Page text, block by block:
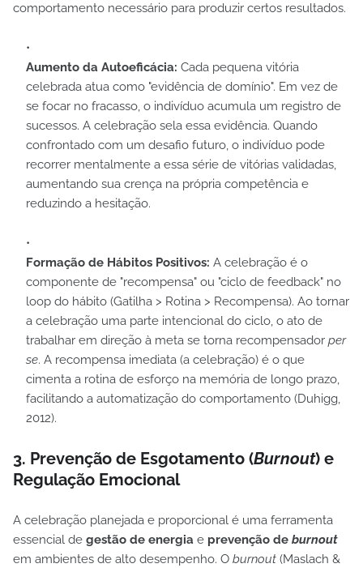
comportamento necessário para produzir certos resultados.
Aumento da Autoeficácia: Cada pequena vitória
celebrada atua como "evidência de domínio". Em vez de
se focar no fracasso, o indivíduo acumula um registro de
sucessos. A celebração sela essa evidência. Quando
confrontado com um desafio futuro, o indivíduo pode
recorrer mentalmente a essa série de vitórias validadas,
aumentando sua crença na própria competência e
reduzindo a hesitação.
Formação de Hábitos Positivos: A celebração é o
componente de "recompensa" ou "ciclo de feedback" no
loop do hábito (Gatilha > Rotina > Recompensa). Ao tornar
a celebração uma parte intencional do ciclo, o ato de
trabalhar em direção à meta se torna recompensador per
se. A recompensa imediata (a celebração) é o que
cimenta a rotina de esforço na memória de longo prazo,
facilitando a automatização do comportamento (Duhigg,
2012).
3. Prevenção de Esgotamento (Burnout) e
Regulação Emocional
A celebração planejada e proporcional é uma ferramenta
essencial de gestão de energia e prevenção de burnout
em ambientes de alto desempenho. O burnout (Maslach &